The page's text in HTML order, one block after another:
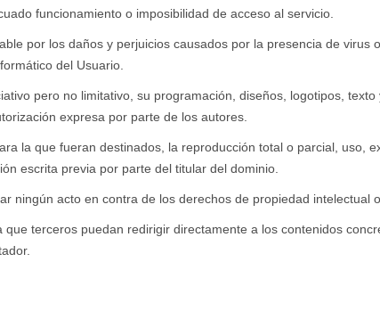
funcionamiento o imposibilidad de acceso al servicio.
por los daños y perjuicios causados por la presencia de virus
del Usuario.
pero no limitativo, su programación, diseños, logotipos,
expresa por parte de los autores.
la que fueran destinados, la reproducción total o parcial, uso,
escrita previa por parte del titular del dominio.
ningún acto en contra de los derechos de propiedad intelectual
terceros puedan redirigir directamente a los contenidos